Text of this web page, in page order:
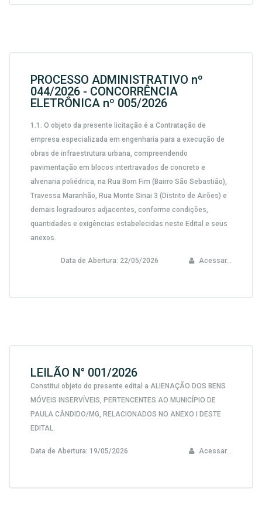
PROCESSO ADMINISTRATIVO nº
044/2026 - CONCORRÊNCIA
ELETRÔNICA nº 005/2026
1.1. O objeto da presente licitação é a Contratação de
empresa especializada em engenharia para a execução de
obras de infraestrutura urbana, compreendendo
pavimentação em blocos intertravados de concreto e
alvenaria poliédrica, na Rua Bom Fim (Bairro São Sebastião),
Travessa Maranhão, Rua Monte Sinai 3 (Distrito de Airões) e
demais logradouros adjacentes, conforme condições,
quantidades e exigências estabelecidas neste Edital e seus
anexos.
Data de Abertura: 22/05/2026 Acessar...
LEILÃO N° 001/2026
Constitui objeto do presente edital a ALIENAÇÃO DOS BENS
MÓVEIS INSERVÍVEIS, PERTENCENTES AO MUNICÍPIO DE
PAULA CÂNDIDO/MG, RELACIONADOS NO ANEXO I DESTE
EDITAL.
Data de Abertura: 19/05/2026 Acessar...